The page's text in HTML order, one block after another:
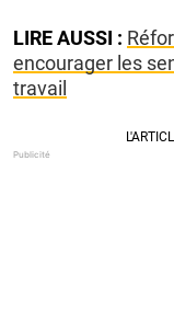
LIRE AUSSI :
encourager les
travail